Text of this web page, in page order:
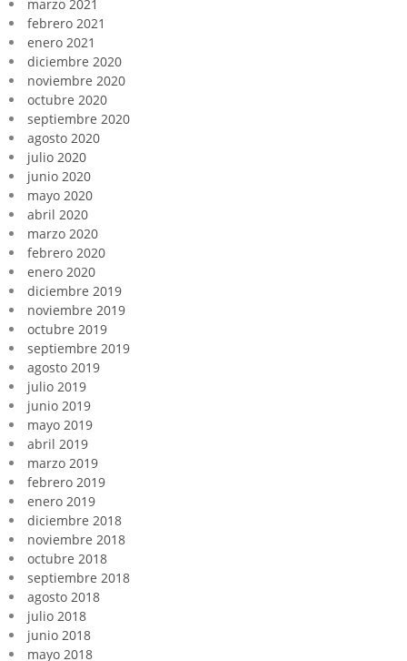
marzo 2021
febrero 2021
enero 2021
diciembre 2020
noviembre 2020
octubre 2020
septiembre 2020
agosto 2020
julio 2020
junio 2020
mayo 2020
abril 2020
marzo 2020
febrero 2020
enero 2020
diciembre 2019
noviembre 2019
octubre 2019
septiembre 2019
agosto 2019
julio 2019
junio 2019
mayo 2019
abril 2019
marzo 2019
febrero 2019
enero 2019
diciembre 2018
noviembre 2018
octubre 2018
septiembre 2018
agosto 2018
julio 2018
junio 2018
mayo 2018